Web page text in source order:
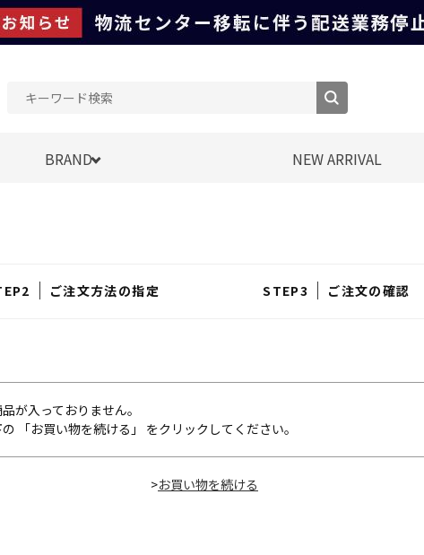
BRAND NEW ARRIVAL
ご注文方法の指定 ご注文の確認
が入っておりません。
「お買い物を続ける」 をクリックしてください。
>